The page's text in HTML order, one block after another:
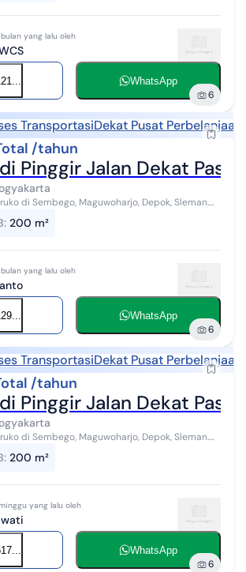
yang lalu oleh
WhatsApp
6
TransportasiDekat Pusat Perbelanjaan
/tahun
Pinggir Jalan Dekat
jalan raya, akses jalan bagus dan ramai,
: 200 m²
yang lalu oleh
WhatsApp
6
TransportasiDekat Pusat Perbelanjaan
/tahun
Pinggir Jalan Dekat
jalan raya, akses jalan bagus dan ramai,
: 200 m²
yang lalu oleh
WhatsApp
6